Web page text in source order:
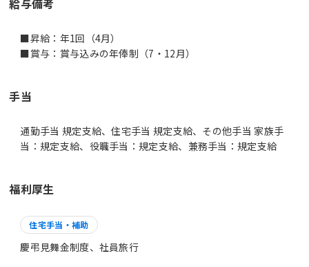
給与備考
■昇給：年1回（4月）
■賞与：賞与込みの年俸制（7・12月）
手当
通勤手当 規定支給、住宅手当 規定支給、その他手当 家族手
当：規定支給、役職手当：規定支給、兼務手当：規定支給
福利厚生
住宅手当・補助
慶弔見舞金制度、社員旅行